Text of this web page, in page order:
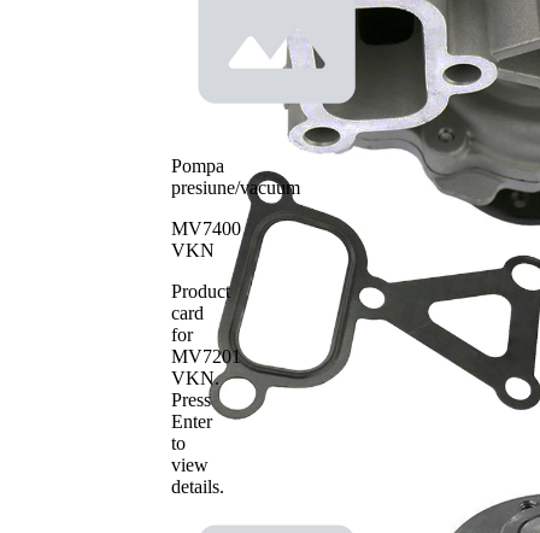
cu
caneluri
Material roata
metal
Pompa
presiune/vacuum
MV7400
VKN
Product
card
for
MV7201
VKN.
Press
Enter
to
view
details.